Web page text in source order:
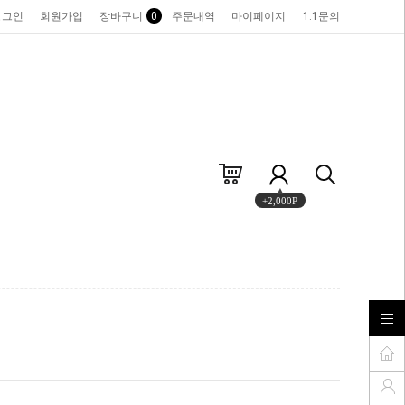
인 회원가입 장바구니 0 주문내역 마이페이지 1:1문의
+2,000P